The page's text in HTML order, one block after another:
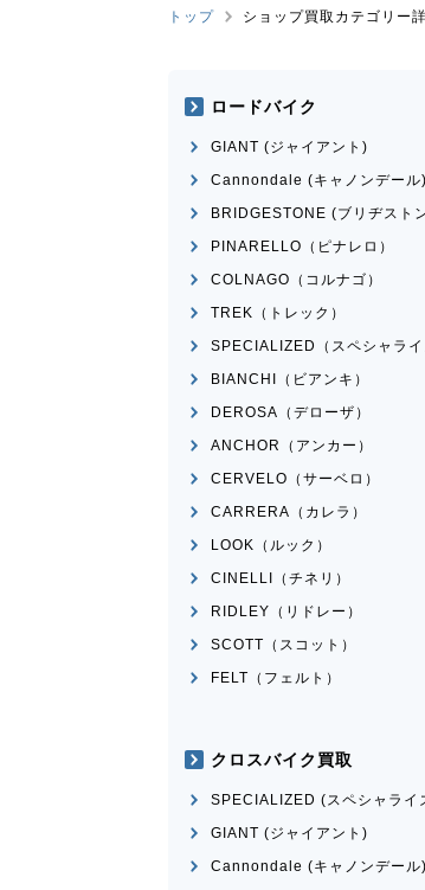
トップ ショップ買取カテゴリー
シティサイクル・ママチャ
BRIDGESTONE(ﾌﾞﾘﾁﾞ
STEPCRUZ
買取価格
ロードバイク
GIANT (ジャイアント)
Cannondale (キャノンデール)
BRIDGESTONE (ブリヂスト
PINARELLO（ピナレロ）
COLNAGO（コルナゴ）
TREK（トレック）
SPECIALIZED（スペシャライ
BIANCHI（ビアンキ）
DEROSA（デローザ）
ANCHOR（アンカー）
CERVELO（サーベロ）
CARRERA（カレラ）
LOOK（ルック）
CINELLI（チネリ）
RIDLEY（リドレー）
SCOTT（スコット）
FELT（フェルト）
クロスバイク買取
SPECIALIZED (スペシャライ
GIANT (ジャイアント)
Cannondale (キャノンデール)